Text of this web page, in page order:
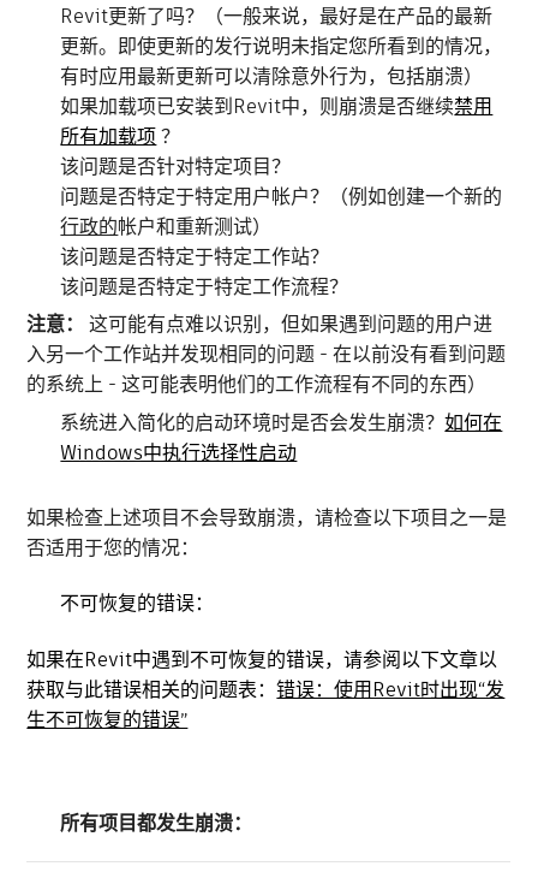
Revit更新了吗？（一般来说，最好是在产品的最新
更新。即使更新的发行说明未指定您所看到的情况，
有时应用最新更新可以清除意外行为，包括崩溃）
如果加载项已安装到Revit中，则崩溃是否继续禁用
所有加载项？
该问题是否针对特定项目？
问题是否特定于特定用户帐户？（例如创建一个新的
行政的帐户和重新测试）
该问题是否特定于特定工作站？
该问题是否特定于特定工作流程？
注意：这可能有点难以识别，但如果遇到问题的用户进
入另一个工作站并发现相同的问题 - 在以前没有看到问题
的系统上 - 这可能表明他们的工作流程有不同的东西）
系统进入简化的启动环境时是否会发生崩溃？如何在
Windows中执行选择性启动
如果检查上述项目不会导致崩溃，请检查以下项目之一是
否适用于您的情况：
不可恢复的错误：
如果在Revit中遇到不可恢复的错误，请参阅以下文章以
获取与此错误相关的问题表：错误：使用Revit时出现“发
生不可恢复的错误”
所有项目都发生崩溃：